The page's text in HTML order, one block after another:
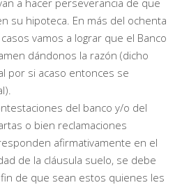
su hipoteca. En más del ochenta
vamos a lograr que el Banco
dándonos la razón (dicho
por si acaso entonces se
del banco y/o del
o bien reclamaciones
afirmativamente en el
de la cláusula suelo, se debe
de que sean estos quienes les